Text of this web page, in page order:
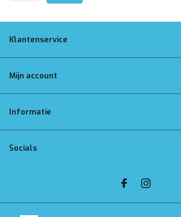
Klantenservice
Mijn account
Informatie
Socials